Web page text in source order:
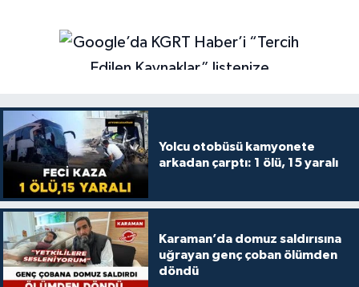
Yolcu otobüsü kamyonete
arkadan çarptı: 1 ölü, 15 yaralı
Karaman’da domuz saldırısına
uğrayan genç çoban ölümden
döndü